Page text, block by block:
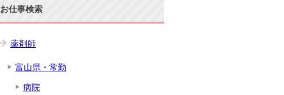
お仕事検索
薬剤師
富山県・常勤
病院